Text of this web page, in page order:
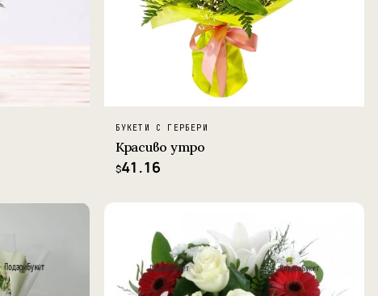
БУКЕТИ С ГЕРБЕРИ
Красиво утро
$41.16